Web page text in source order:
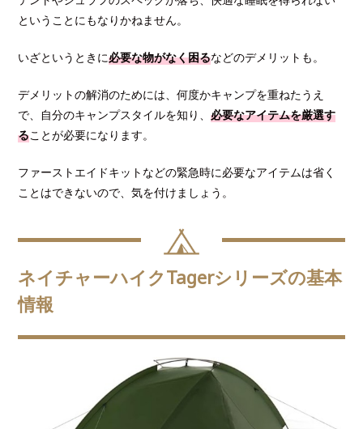
ということにもなりかねません。
いざというときに必要な物がなく困るなどのデメリットも。
デメリットの解消のためには、何度かキャンプを重ねたうえ
で、自分のキャンプスタイルを知り、必要なアイテムを厳選す
ることが必要になります。
ファーストエイドキットなどの緊急時に必要なアイテムは省く
ことはできないので、気を付けましょう。
ネイチャーハイクTagerシリーズの基本
情報